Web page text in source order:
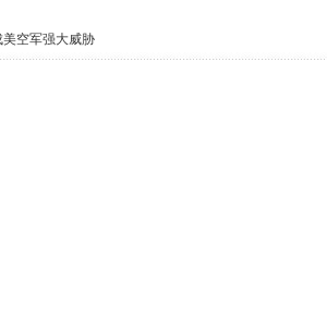
空军强大威胁